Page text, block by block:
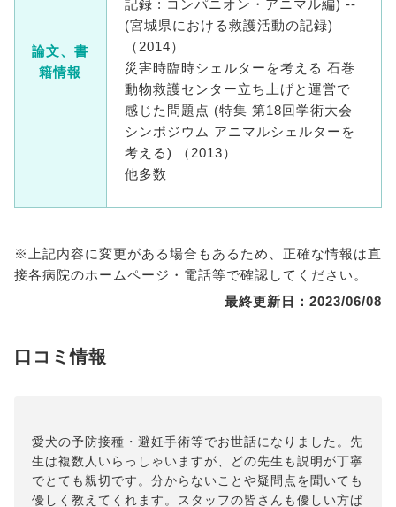
論文、書
籍情報
記録 : コンパニオン・アニマル編) --
(宮城県における救護活動の記録)
（2014）
災害時臨時シェルターを考える 石巻
動物救護センター立ち上げと運営で
感じた問題点 (特集 第18回学術大会
シンポジウム アニマルシェルターを
考える) （2013）
他多数
※上記内容に変更がある場合もあるため、正確な情報は直
接各病院のホームページ・電話等で確認してください。
最終更新日：2023/06/08
口コミ情報
愛犬の予防接種・避妊手術等でお世話になりました。先
生は複数人いらっしゃいますが、どの先生も説明が丁寧
でとても親切です。分からないことや疑問点を聞いても
優しく教えてくれます。スタッフの皆さんも優しい方ば